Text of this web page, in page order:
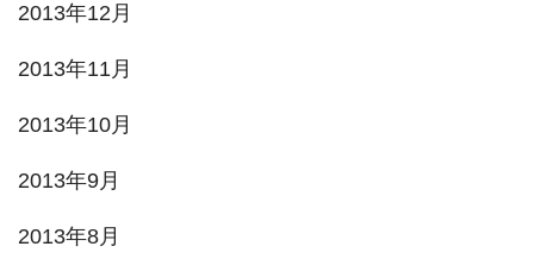
2013年12月
2013年11月
2013年10月
2013年9月
2013年8月